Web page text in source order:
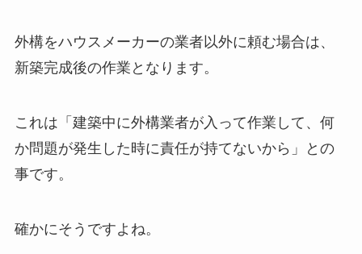
外構をハウスメーカーの業者以外に頼む場合は、
新築完成後の作業となります。
これは「建築中に外構業者が入って作業して、何
か問題が発生した時に責任が持てないから」との
事です。
確かにそうですよね。